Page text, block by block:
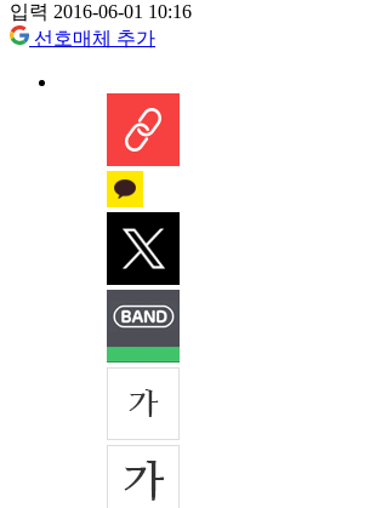
입력 2016-06-01 10:16
선호매체 추가